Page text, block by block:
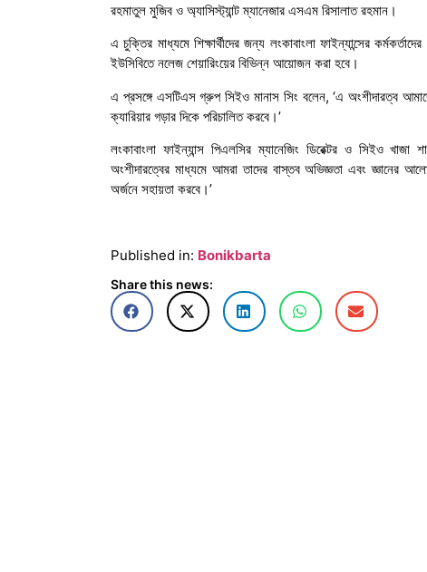
রহমাতুল মুজিব ও অ্যাসিস্ট্যান্ট ম্যানেজার এসএম রিসালাত রহমান।
এ চুক্তির মাধ্যমে শিক্ষার্থীদের জন্য লংকাবাংলা ফাইন্যান্সের
ইউসিবিতে নলেজ শেয়ারিংয়ের বিভিন্ন আয়োজন করা হবে।
এ প্রসঙ্গে এসটিএস গ্রুপ সিইও মানাস সিং বলেন, ‘এ অংশীদারত্ব
ক্যারিয়ার গড়ার দিকে পরিচালিত করবে।’
লংকাবাংলা ফাইন্যান্স পিএলসির ম্যানেজিং ডিরেক্টর ও সিইও
অংশীদারত্বের মাধ্যমে আমরা তাদের বাস্তব অভিজ্ঞতা এবং
অর্জনে সহায়তা করবে।’
Published in: Bonikbarta
Share this news: